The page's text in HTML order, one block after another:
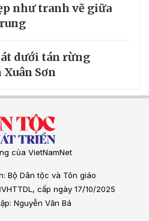
như tranh vẽ giữa
dưới tán rừng
Sơn
của VietNamNet
Bộ Dân tộc và Tôn giáo
cấp ngày 17/10/2025
Nguyễn Văn Bá